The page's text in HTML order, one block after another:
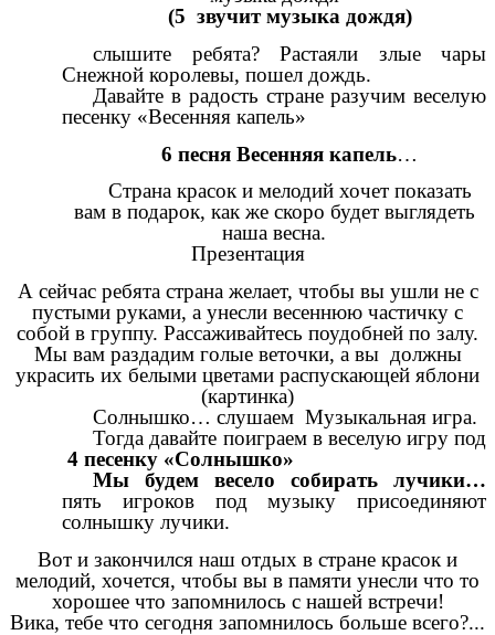
(5 звучит музыка дождя)
слышите ребята? Растаяли злые чары
Снежной королевы, пошел дождь.
Давайте в радость стране разучим веселую
песенку «Весенняя капель»
6 песня Весенняя капель…
Страна красок и мелодий хочет показать
вам в подарок, как же скоро будет выглядеть
наша весна.
Презентация
А сейчас ребята страна желает, чтобы вы ушли не с
пустыми руками, а унесли весеннюю частичку с
собой в группу. Рассаживайтесь поудобней по залу.
Мы вам раздадим голые веточки, а вы должны
украсить их белыми цветами распускающей яблони
(картинка)
Солнышко… слушаем Музыкальная игра.
Тогда давайте поиграем в веселую игру под
4 песенку «Солнышко»
Мы будем весело собирать лучики…
пять игроков под музыку присоединяют
солнышку лучики.
Вот и закончился наш отдых в стране красок и
мелодий, хочется, чтобы вы в памяти унесли что то
хорошее что запомнилось с нашей встречи!
Вика, тебе что сегодня запомнилось больше всего?...